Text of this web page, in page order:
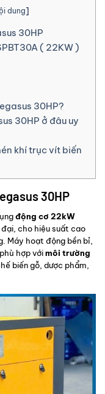
dung]
30HP
( 22KW )
30HP?
30HP ở đâu uy
khí trục vít biến
30HP
động cơ 22kW
đại, cho hiệu suất cao
Máy hoạt động bền bỉ,
hợp vớimôi trường
biến gỗ, dược phẩm,